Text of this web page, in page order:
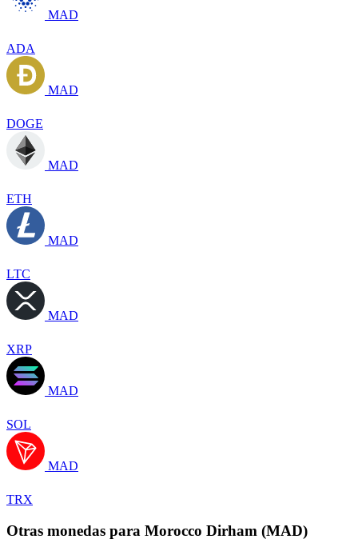
MAD
ADA
MAD
DOGE
MAD
ETH
MAD
LTC
MAD
XRP
MAD
SOL
MAD
TRX
Otras monedas para Morocco Dirham (MAD)